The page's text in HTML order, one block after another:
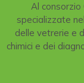
Al
specializzate
delle vetrerie e
chimici e dei